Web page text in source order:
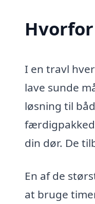
I en travl
lave sunde
løsning til
din dør. De
En af de
at bruge